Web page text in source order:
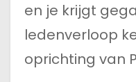
en je krijgt
ledenverloop
oprichting van